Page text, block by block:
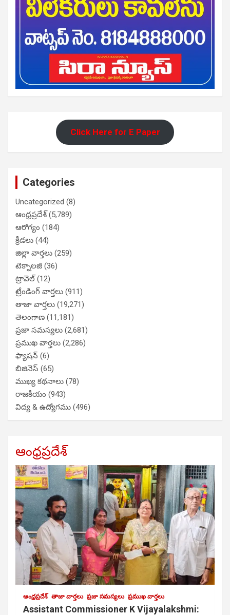
Click Here for E Paper
Categories
Uncategorized (8)
ఆంధ్రప్రదేశ్(5,789)
ఆరోగ్యం (184)
క్రీడలు (44)
జిల్లా వార్తలు (259)
టెక్నాలజీ (36)
ట్రావెల్(12)
ట్రేండింగ్ వార్తలు (911)
తాజా వార్తలు (19,271)
తెలంగాణ (11,181)
ప్రజా సమస్యలు (2,681)
ప్రముఖ వార్తలు (2,286)
ఫ్యాషన్ (6)
బిజినెస్ (65)
ముఖ్య కథనాలు (78)
రాజకీయం (943)
విద్య & ఉద్యోగము (496)
ఆంధ్రప్రదేశ్
ఆంధ్రప్రదేశ్ తాజా వార్తలు ప్రజా సమస్యలు ప్రముఖ వార్తలు
Assistant Commissioner K Vijayalakshmi: